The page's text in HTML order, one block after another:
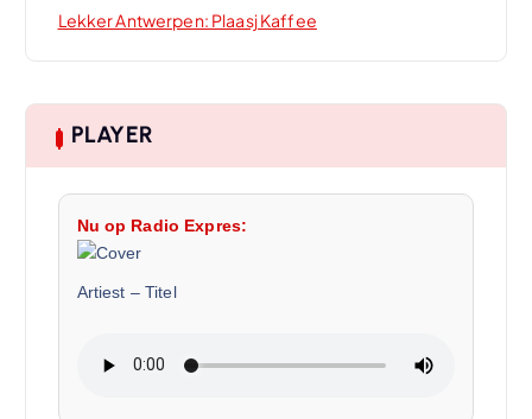
Lekker Antwerpen: Plaasj Kaffee
PLAYER
Nu op Radio Expres:
Artiest – Titel